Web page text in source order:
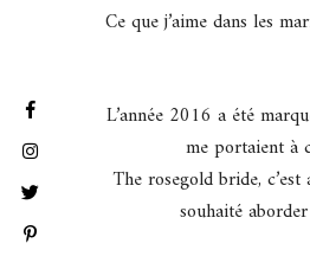
Ce que j’aime dans les
L’année 2016 a été
me portaient à
The rosegold bride,
souhaité